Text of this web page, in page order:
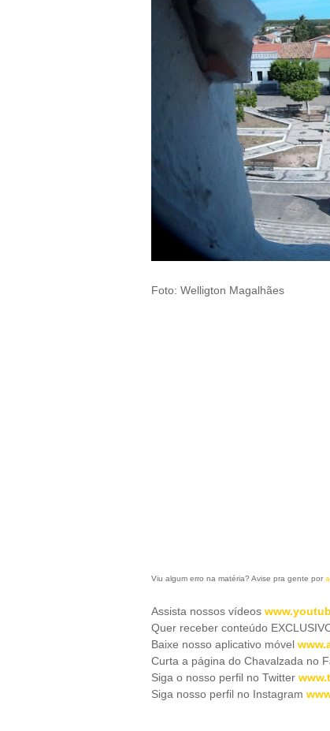
Foto: Welligton Magalhães
Viu algum erro na matéria? Avise pra gente por
Assista nossos vídeos
Quer receber conteúdo
Baixe nosso aplicativo móvel
Curta a página do Chavalzada no
Siga o nosso perfil no Twitter
Siga nosso perfil no Instagram